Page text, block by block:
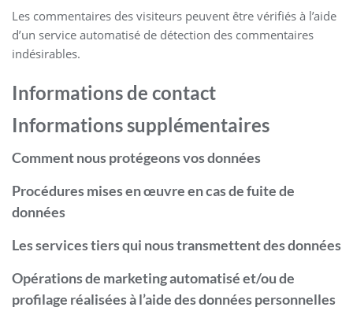
Les commentaires des visiteurs peuvent être vérifiés à l’aide
d’un service automatisé de détection des commentaires
indésirables.
Informations de contact
Informations supplémentaires
Comment nous protégeons vos données
Procédures mises en œuvre en cas de fuite de
données
Les services tiers qui nous transmettent des données
Opérations de marketing automatisé et/ou de
profilage réalisées à l’aide des données personnelles